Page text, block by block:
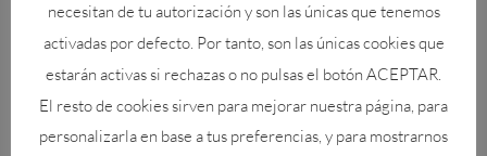
Últimas Noticias
El tiburón ballena y dónde verlo en Japón: datos
sorprendentes
necesitan de tu autorización y son las únicas que tenemos
activadas por defecto. Por tanto, son las únicas cookies que
estarán activas si rechazas o no pulsas el botón ACEPTAR.
El resto de cookies sirven para mejorar nuestra página, para
personalizarla en base a tus preferencias, y para mostrarnos